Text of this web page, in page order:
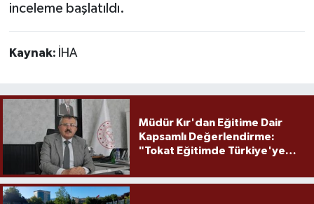
inceleme başlatıldı.
Kaynak: İHA
Müdür Kır'dan Eğitime Dair
Kapsamlı Değerlendirme:
"Tokat Eğitimde Türkiye'ye